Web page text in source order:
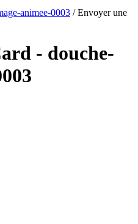
animee-0003 / Envoyer une
- douche-